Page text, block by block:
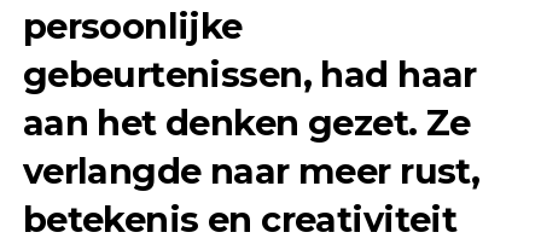
persoonlijke
gebeurtenissen, had haar
aan het denken gezet. Ze
verlangde naar meer rust,
betekenis en creativiteit